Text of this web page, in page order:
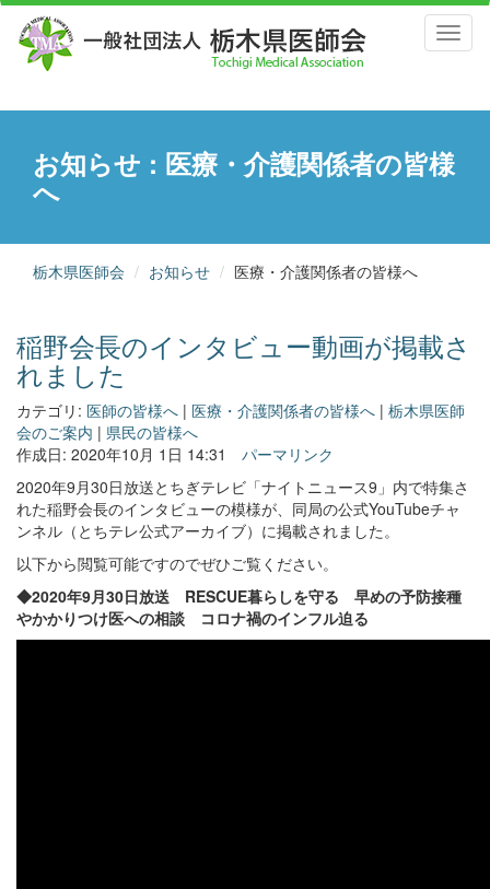
お知らせ : 医療・介護関係者の皆様
へ
栃木県医師会 お知らせ 医療・介護関係者の皆様へ
稲野会長のインタビュー動画が掲載さ
れました
カテゴリ: 医師の皆様へ | 医療・介護関係者の皆様へ | 栃木県医師
会のご案内 | 県民の皆様へ
作成日: 2020年10月 1日 14:31
パーマリンク
2020年9月30日放送とちぎテレビ「ナイトニュース9」内で特集さ
れた稲野会長のインタビューの模様が、同局の公式YouTubeチャ
ンネル（とちテレ公式アーカイブ）に掲載されました。
以下から閲覧可能ですのでぜひご覧ください。
◆2020年9月30日放送 RESCUE暮らしを守る 早めの予防接種
やかかりつけ医への相談 コロナ禍のインフル迫る